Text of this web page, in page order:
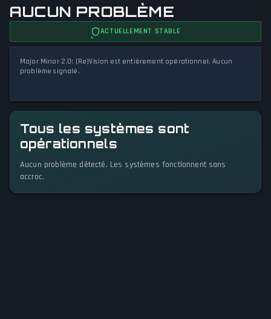
AUCUN PROBLÈME
ACTUELLEMENT STABLE
Major Minor 2.0: (Re)Vision est entièrement opérationnel. Aucun
problème signalé.
Tous les systèmes sont
opérationnels
Aucun problème détecté. Les systèmes fonctionnent sans
accroc.